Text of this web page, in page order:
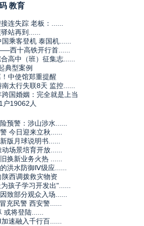
教育
连失踪 老板：......
站再到......
乘客登机 泰国机......
西十高铁开行首......
高中（班）征集志......
典型案例
中使馆郑重提醒
太行失联8天 监控......
国婚姻：完全就是上当
户19062人
预警：涉山涉水......
今日迎来立秋......
版月球说明书......
场景培育开放......
换新业务火热 ......
洪水防御Ⅳ级应......
西调拨救灾物资
孩子学习开发出"......
致部分观众入场......
充民警 西安警......
或将登陆......
速融入千行百......